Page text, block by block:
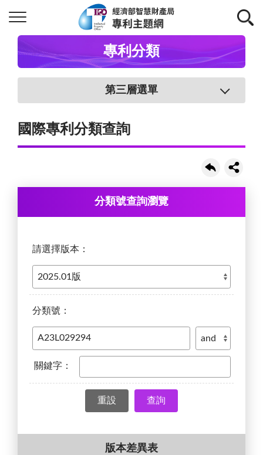
專利分類
第三層選單
國際專利分類查詢
分類號查詢瀏覽
請選擇版本：
分類號：
關鍵字：
查詢
版本差異表